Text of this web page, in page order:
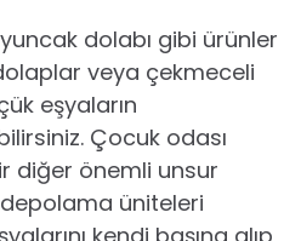
dolabı gibi ürünler
veya çekmeceli
eşyaların
Çocuk odası
diğer önemli unsur
üniteleri